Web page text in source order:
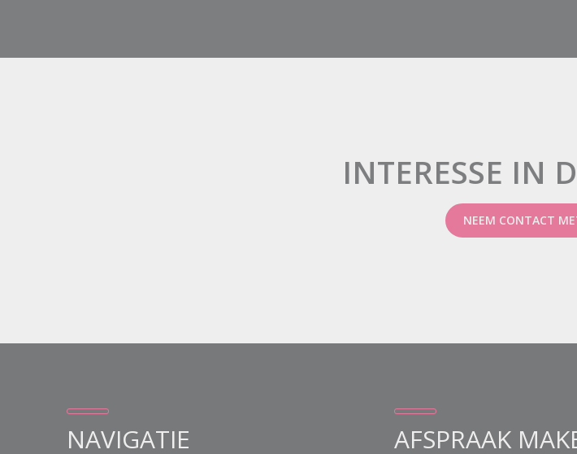
INTERESSE IN
NEEM CONTACT
NAVIGATIE AFSPRAAK